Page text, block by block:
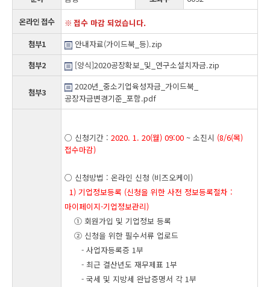
온라인 접수
접수 마감 되었습니다.
첨부1
안내자료(가이드북_등).zip
첨부2
[양식]2020공장확보_및_연구소설치자금.zip
첨부3
2020년_중소기업육성자금_가이드북_
공장자금변경기준_포함.pdf
○ 신청기간 :2020. 1. 20(월) 09:00~ 소진시 (8/6(목)
접수마감)
○ 신청방법 : 온라인 신청 (비즈오케이)
1) 기업정보등록 (신청을 위한 사전 정보등록절차 :
마이페이지-기업정보관리)
① 회원가입 및 기업정보 등록
② 신청을 위한 필수서류 업로드
- 사업자등록증 1부
- 최근 결산년도 재무제표 1부
- 국세 및 지방세 완납증명서 각 1부